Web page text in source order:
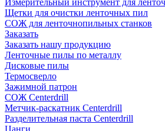
Измерительный инструмент для
Щетки для очистки ленточных пил
СОЖ для ленточнопильных станков
Заказать
Заказать нашу продукцию
Ленточные пилы по металлу
Дисковые пилы
Термосверло
Зажимной патрон
СОЖ Centerdrill
Метчик-раскатник Centerdrill
Разделительная паста Centerdrill
Цанги